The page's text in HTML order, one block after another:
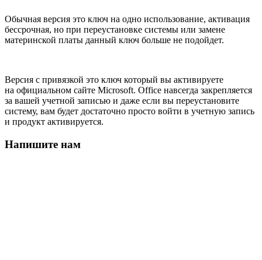
Обычная версия это ключ на одно использование, активация
бессрочная, но при переустановке системы или замене
материнской платы данный ключ больше не подойдет.
Версия с привязкой это ключ который вы активируете
на официальном сайте Microsoft. Office навсегда закрепляется
за вашей учетной записью и даже если вы переустановите
систему, вам будет достаточно просто войти в учетную запись
и продукт активируется.
Напишите нам